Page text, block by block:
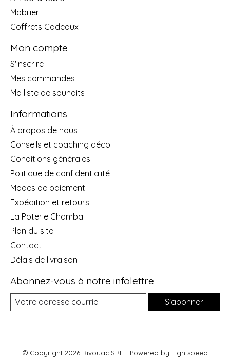
Mobilier
Coffrets Cadeaux
Mon compte
S'inscrire
Mes commandes
Ma liste de souhaits
Informations
À propos de nous
Conseils et coaching déco
Conditions générales
Politique de confidentialité
Modes de paiement
Expédition et retours
La Poterie Chamba
Plan du site
Contact
Délais de livraison
Abonnez-vous à notre infolettre
S'abonner
© Copyright 2026 Bivouac SRL - Powered by Lightspeed